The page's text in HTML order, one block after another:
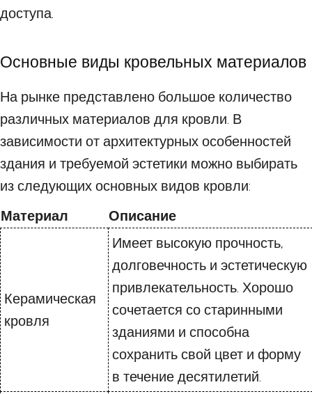
доступа.
Основные виды кровельных материалов
На рынке представлено большое количество
различных материалов для кровли. В
зависимости от архитектурных особенностей
здания и требуемой эстетики можно выбирать
из следующих основных видов кровли:
Материал
Описание
Керамическая
кровля
Имеет высокую прочность,
долговечность и эстетическую
привлекательность. Хорошо
сочетается со старинными
зданиями и способна
сохранить свой цвет и форму
в течение десятилетий.